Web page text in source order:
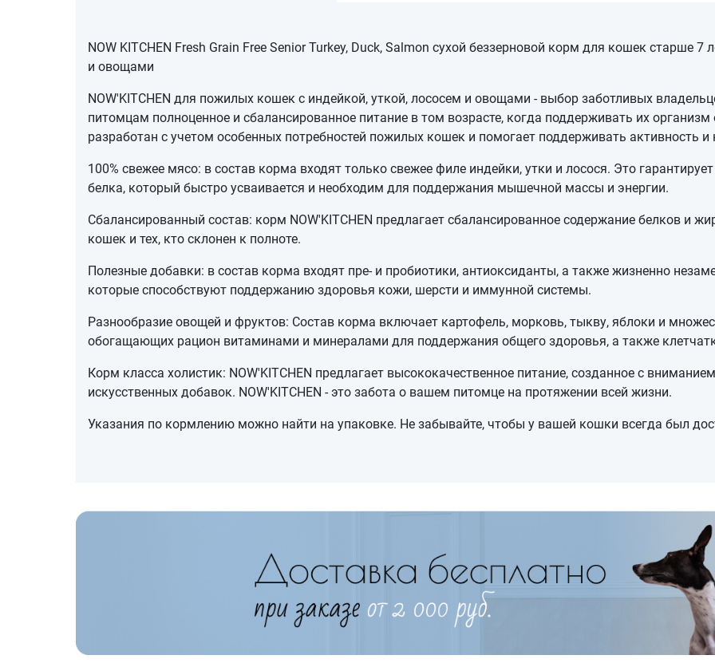
NOW KITCHEN Fresh Grain Free Senior Turkey, Duck, Salmon сухой беззерновой корм для кошек старше 7
и овощами
NOW'KITCHEN для пожилых кошек с индейкой, уткой, лососем и овощами - выбор заботливых
питомцам полноценное и сбалансированное питание в том возрасте, когда поддерживать их
разработан с учетом особенных потребностей пожилых кошек и помогает поддерживать активность и
100% свежее мясо: в состав корма входят только свежее филе индейки, утки и лосося. Это
белка, который быстро усваивается и необходим для поддержания мышечной массы и энергии.
Сбалансированный состав: корм NOW'KITCHEN предлагает сбалансированное содержание белков и
кошек и тех, кто склонен к полноте.
Полезные добавки: в состав корма входят пре- и пробиотики, антиоксиданты, а также жизненно
которые способствуют поддержанию здоровья кожи, шерсти и иммунной системы.
Разнообразие овощей и фруктов: Состав корма включает картофель, морковь, тыкву, яблоки и
обогащающих рацион витаминами и минералами для поддержания общего здоровья, а также
Корм класса холистик: NOW'KITCHEN предлагает высококачественное питание, созданное с
искусственных добавок. NOW'KITCHEN - это забота о вашем питомце на протяжении всей жизни.
Указания по кормлению можно найти на упаковке. Не забывайте, чтобы у вашей кошки всегда был